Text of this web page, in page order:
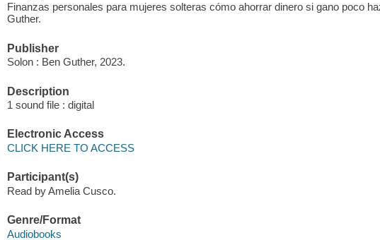
Finanzas personales para mujeres solteras cómo ahorrar dinero si gano poco
Guther.
Publisher
Solon : Ben Guther, 2023.
Description
1 sound file : digital
Electronic Access
CLICK HERE TO ACCESS
Participant(s)
Read by Amelia Cusco.
Genre/Format
Audiobooks